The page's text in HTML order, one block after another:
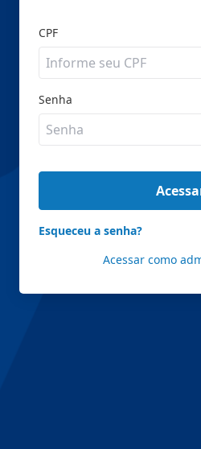
CPF
Senha
Esqueceu a senha?
Acessar como